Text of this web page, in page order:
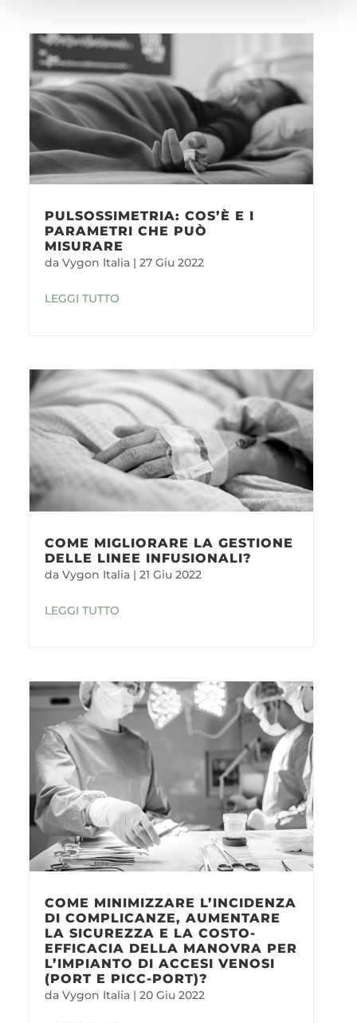
PULSOSSIMETRIA: COS’È E I
PARAMETRI CHE PUÒ
MISURARE
da Vygon Italia | 27 Giu 2022
LEGGI TUTTO
COME MIGLIORARE LA GESTIONE
DELLE LINEE INFUSIONALI?
da Vygon Italia | 21 Giu 2022
LEGGI TUTTO
COME MINIMIZZARE L’INCIDENZA
DI COMPLICANZE, AUMENTARE
LA SICUREZZA E LA COSTO-
EFFICACIA DELLA MANOVRA PER
L’IMPIANTO DI ACCESI VENOSI
(PORT E PICC-PORT)?
da Vygon Italia | 20 Giu 2022